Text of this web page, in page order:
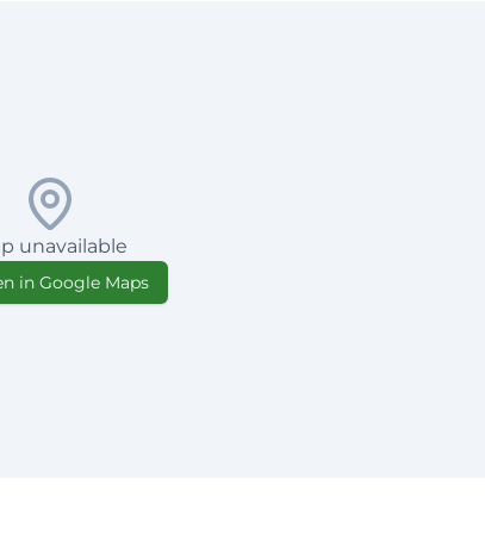
unavailable
in Google Maps